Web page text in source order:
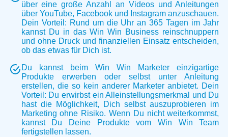
über eine große Anzahl an Videos und Anleitungen
über YouTube, Facebook und Instagram anzuschauen.
Dein Vorteil: Rund um die Uhr an 365 Tagen im Jahr
kannst Du in das Win Win Business reinschnuppern
und ohne Druck und finanziellen Einsatz entscheiden,
ob das etwas für Dich ist.
Du kannst beim Win Win Marketer einzigartige
Produkte erwerben oder selbst unter Anleitung
erstellen, die so kein anderer Marketer anbietet. Dein
Vorteil: Du erwirbst ein Alleinstellungsmerkmal und Du
hast die Möglichkeit, Dich selbst auszuprobieren im
Marketing ohne Risiko. Wenn Du nicht weiterkommst,
kannst Du Deine Produkte vom Win Win Team
fertigstellen lassen.